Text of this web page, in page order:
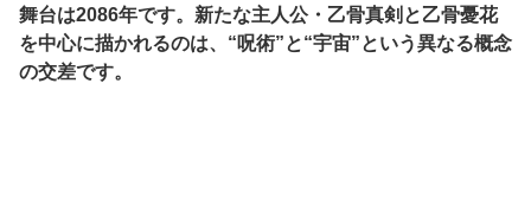
舞台は2086年です。新たな主人公・乙骨真剣と乙骨憂花
を中心に描かれるのは、“呪術”と“宇宙”という異なる概念
の交差です。